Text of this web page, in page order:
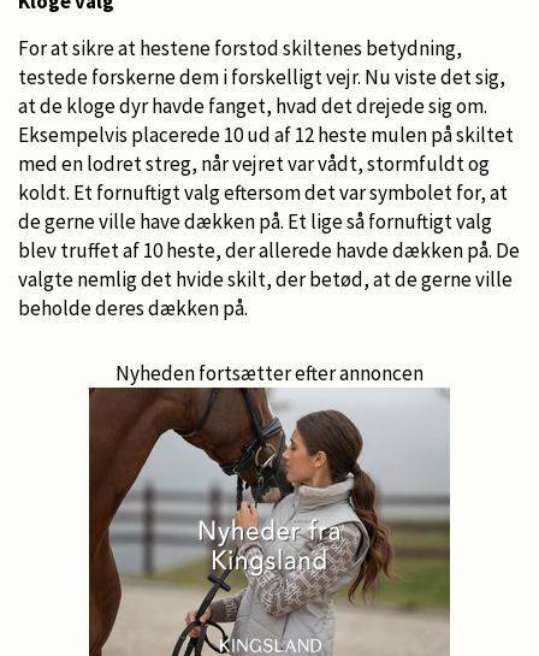
For at sikre at hestene forstod skiltenes betydning,
testede forskerne dem i forskelligt vejr. Nu viste det sig,
at de kloge dyr havde fanget, hvad det drejede sig om.
Eksempelvis placerede 10 ud af 12 heste mulen på skiltet
med en lodret streg, når vejret var vådt, stormfuldt og
koldt. Et fornuftigt valg eftersom det var symbolet for, at
de gerne ville have dækken på. Et lige så fornuftigt valg
blev truffet af 10 heste, der allerede havde dækken på. De
valgte nemlig det hvide skilt, der betød, at de gerne ville
beholde deres dækken på.
Nyheden fortsætter efter annoncen